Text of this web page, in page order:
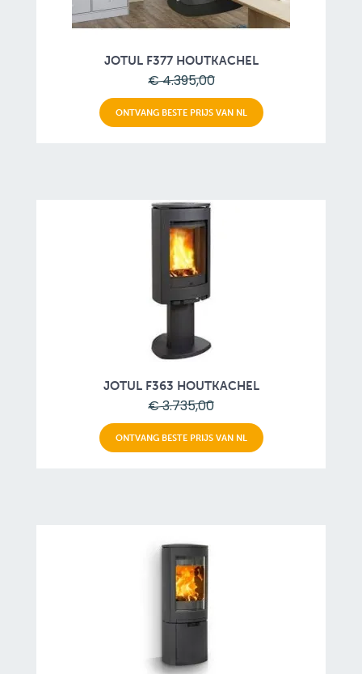
JOTUL F377 HOUTKACHEL
€ 4.395,00
ONTVANG BESTE PRIJS VAN NL
JOTUL F363 HOUTKACHEL
€ 3.735,00
ONTVANG BESTE PRIJS VAN NL